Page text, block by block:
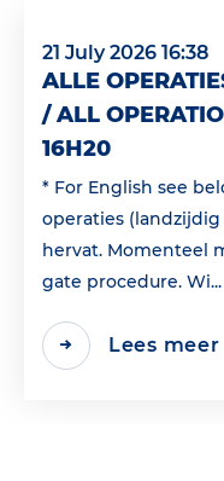
21 July 2026 16:38
ALLE
/ ALL
16H20
* For English see
operaties (landzijdig
hervat. Momenteel
gate procedure. Wi...
Lees meer